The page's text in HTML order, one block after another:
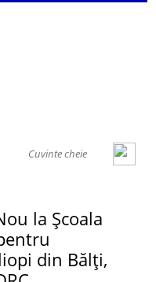
la Școala
din Bălți,